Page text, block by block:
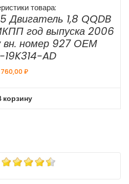
товара:
Двигатель 1,8 QQDB
год выпуска 2006
вн. номер 927 ОЕМ
AD
760,00₽
корзину